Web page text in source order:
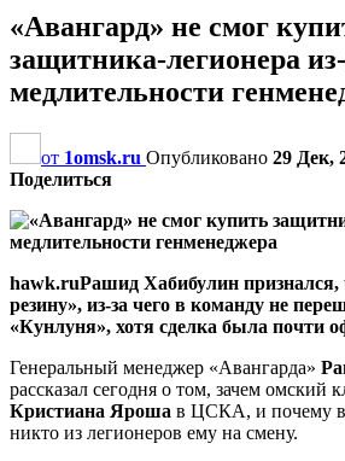
«Авангард» не смог
защитника-легионера
медлительности
от 1omsk.ru Опубликовано 29 Дек,
Поделиться
hawk.ruРашид Хабибулин признался,
резину», из-за чего в команду не
«Кунлуня», хотя сделка была почти
Генеральный менеджер «Авангарда»
рассказал сегодня о том, зачем омский
Кристиана Яроша в ЦСКА, и почему в
никто из легионеров ему на смену.